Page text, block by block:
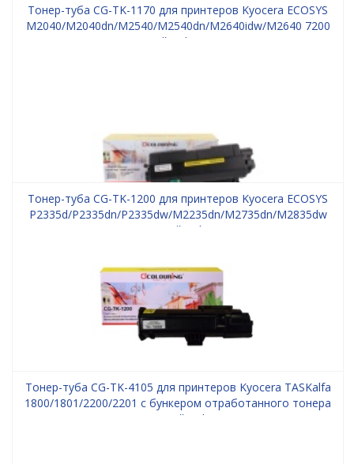
Тонер-туба CG-TK-1170 для принтеров Kyocera ECOSYS
M2040/M2040dn/M2540/M2540dn/M2640idw/M2640 7200
копий Colouring
Тонер-туба CG-TK-1200 для принтеров Kyocera ECOSYS
P2335d/P2335dn/P2335dw/M2235dn/M2735dn/M2835dw
3000 копий Colouring
Тонер-туба CG-TK-4105 для принтеров Kyocera TASKalfa
1800/1801/2200/2201 с бункером отработанного тонера
15000 копий Colouring